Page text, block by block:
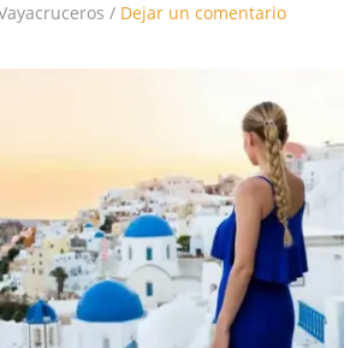
/ Dejar un comentario